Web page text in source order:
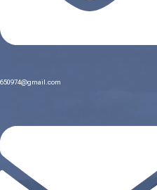
650974@gmail.com